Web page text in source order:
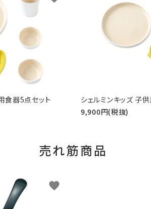
食器5点セット
シェルミンキッズ 子
9,900円(税抜)
売れ筋商品
favorite